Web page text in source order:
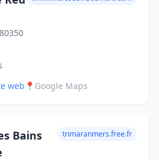
web 📍 Google Maps
Bains
trimaranmers.free.fr